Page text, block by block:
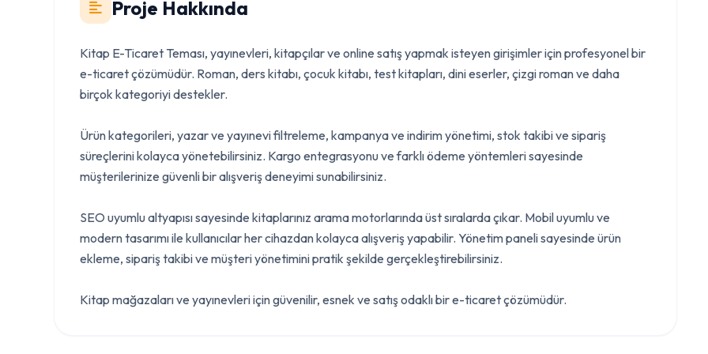
Proje Hakkında
Kitap E-Ticaret Teması, yayınevleri, kitapçılar ve online satış yapmak isteyen girişimler için profesyonel bir
e-ticaret çözümüdür. Roman, ders kitabı, çocuk kitabı, test kitapları, dini eserler, çizgi roman ve daha
birçok kategoriyi destekler.
Ürün kategorileri, yazar ve yayınevi filtreleme, kampanya ve indirim yönetimi, stok takibi ve sipariş
süreçlerini kolayca yönetebilirsiniz. Kargo entegrasyonu ve farklı ödeme yöntemleri sayesinde
müşterilerinize güvenli bir alışveriş deneyimi sunabilirsiniz.
SEO uyumlu altyapısı sayesinde kitaplarınız arama motorlarında üst sıralarda çıkar. Mobil uyumlu ve
modern tasarımı ile kullanıcılar her cihazdan kolayca alışveriş yapabilir. Yönetim paneli sayesinde ürün
ekleme, sipariş takibi ve müşteri yönetimini pratik şekilde gerçekleştirebilirsiniz.
Kitap mağazaları ve yayınevleri için güvenilir, esnek ve satış odaklı bir e-ticaret çözümüdür.